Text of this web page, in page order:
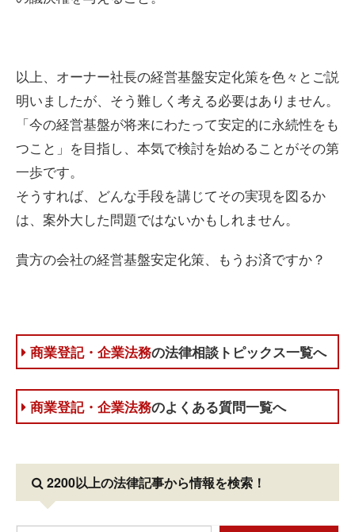
以上、オーナー社長の経営基盤安定化策を色々とご説
明いましたが、そう難しく考える必要はありません。
「今の経営基盤が将来にわたって安定的に永続性をも
つこと」を目指し、本気で検討を始めることがその第
一歩です。
そうすれば、どんな手段を講じてその実現を図るか
は、案外大した問題ではないかもしれません。
貴方の会社の経営基盤安定化策、もうお済ですか？
商業登記・企業法務の法律相談トピックス一覧へ
商業登記・企業法務のよくある質問一覧へ
2200以上の法律記事から情報を検索！